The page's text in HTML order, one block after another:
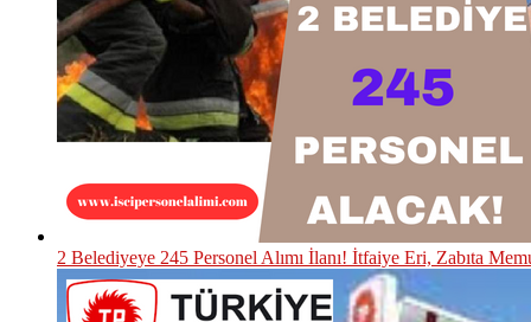
2 Belediyeye 245 Personel Alımı İlanı! İtfaiye Eri, Zabıta